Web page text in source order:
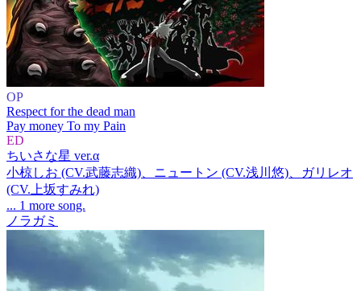
OP
Respect for the dead man
Pay money To my Pain
ED
ちいさな星 ver.α
小椋しお (CV.武藤志織)、ニュートン (CV.浅川悠)、ガリレオ
(CV.上坂すみれ)
... 1 more song.
ノラガミ